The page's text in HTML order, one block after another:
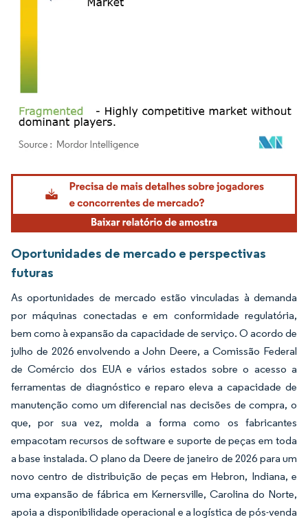
Imagem © Mordor Intelligence. O reuso requer atribuição conforme CC BY 4.0.
Oportunidades de mercado e perspectivas
futuras
As oportunidades de mercado estão vinculadas à demanda
por máquinas conectadas e em conformidade regulatória,
bem como à expansão da capacidade de serviço. O acordo de
julho de 2026 envolvendo a John Deere, a Comissão Federal
de Comércio dos EUA e vários estados sobre o acesso a
ferramentas de diagnóstico e reparo eleva a capacidade de
manutenção como um diferencial nas decisões de compra, o
que, por sua vez, molda a forma como os fabricantes
empacotam recursos de software e suporte de peças em toda
a base instalada. O plano da Deere de janeiro de 2026 para um
novo centro de distribuição de peças em Hebron, Indiana, e
uma expansão de fábrica em Kernersville, Carolina do Norte,
apoia a disponibilidade operacional e a logística de pós-venda